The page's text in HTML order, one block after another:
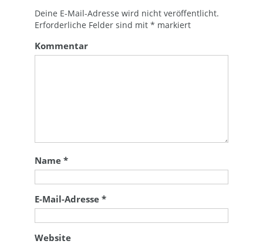
Deine E-Mail-Adresse wird nicht veröffentlicht.
Erforderliche Felder sind mit* markiert
Kommentar
Name*
E-Mail-Adresse*
Website